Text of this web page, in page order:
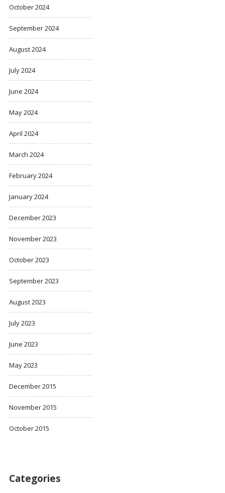
October 2024
September 2024
August 2024
July 2024
June 2024
May 2024
April 2024
March 2024
February 2024
January 2024
December 2023
November 2023
October 2023
September 2023
August 2023
July 2023
June 2023
May 2023
December 2015
November 2015
October 2015
Categories